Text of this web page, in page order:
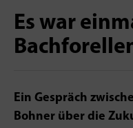
Es war
Ein Gespräch
Bohner über die